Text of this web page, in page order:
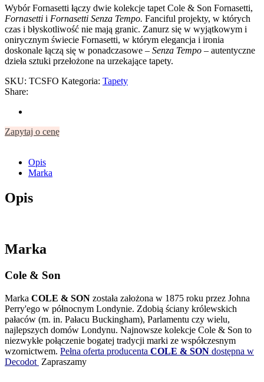
Wybór Fornasetti łączy dwie kolekcje tapet Cole & Son Fornasetti,
Fornasetti i Fornasetti Senza Tempo. Fanciful projekty, w których
czas i błyskotliwość nie mają granic. Zanurz się w wyjątkowym i
onirycznym świecie Fornasetti, w którym elegancja i ironia
doskonale łączą się w ponadczasowe – Senza Tempo – autentyczne
dzieła sztuki przełożone na urzekające tapety.
SKU: TCSFO Kategoria: Tapety
Share:
Zapytaj o cenę
Opis
Marka
Opis
Marka
Cole & Son
Marka COLE & SON została założona w 1875 roku przez Johna
Perry'ego w północnym Londynie. Zdobią ściany królewskich
pałaców (m. in. Pałacu Buckingham), Parlamentu czy wielu,
najlepszych domów Londynu. Najnowsze kolekcje Cole & Son to
niezwykłe połączenie bogatej tradycji marki ze współczesnym
wzornictwem. Pełna oferta producenta COLE & SON dostępna w
Decodot Zapraszamy